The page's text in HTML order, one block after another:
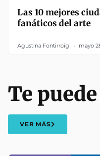
Las 10 mejores
fanáticos del arte
Agustina Fontirroig mayo
Te
VER MÁS